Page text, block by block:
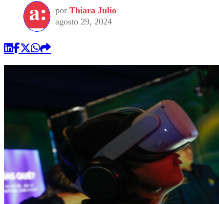
por Thiara Julio
agosto 29, 2024